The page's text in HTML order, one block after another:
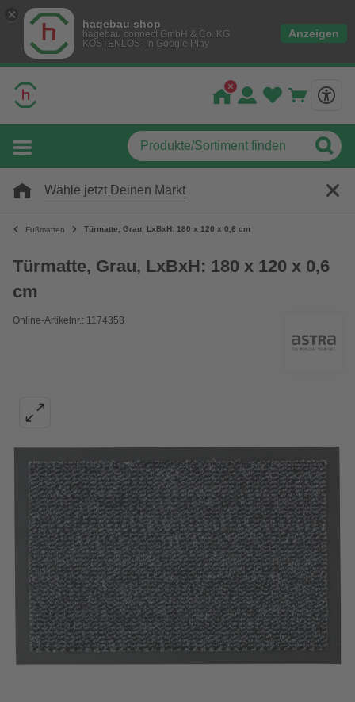
hagebau shop
hagebau connect GmbH & Co. KG
KOSTENLOS- In Google Play
Anzeigen
Wähle jetzt Deinen Markt
Fußmatten Türmatte, Grau, LxBxH: 180 x 120 x 0,6 cm
Türmatte, Grau, LxBxH: 180 x 120 x 0,6
cm
Online-Artikelnr.: 1174353